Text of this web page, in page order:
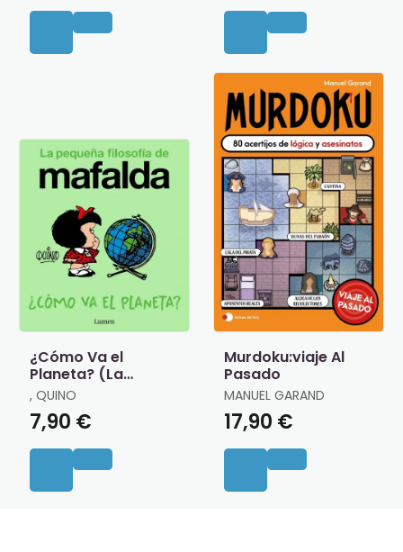
¿Cómo Va el
Planeta? (La
Pequeña Filosofía
de Mafalda)
, QUINO
7,90 €
Murdoku:viaje Al
Pasado
MANUEL GARAND
17,90 €